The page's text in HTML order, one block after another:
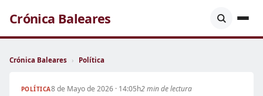
Crónica Baleares
Crónica Baleares › Política
POLÍTICA8 de Mayo de 2026 · 14:05h2 min de lectura